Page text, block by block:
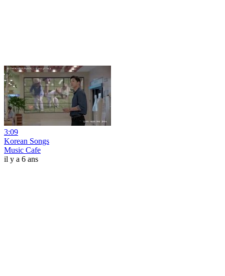
3:09
Korean Songs
Music Cafe
il y a 6 ans